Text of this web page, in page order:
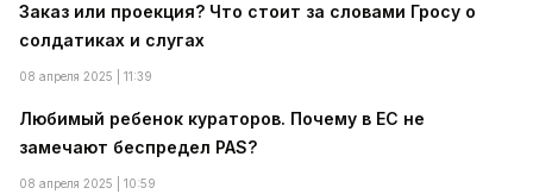
Заказ или проекция? Что стоит за словами Гросу о
солдатиках и слугах
08 апреля 2025 | 11:39
Любимый ребенок кураторов. Почему в ЕС не
замечают беспредел PAS?
08 апреля 2025 | 10:59